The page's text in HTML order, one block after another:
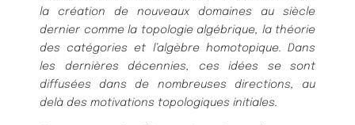
la création de nouveaux domaines au siècle
dernier comme la topologie algébrique, la théorie
des catégories et l’algèbre homotopique. Dans
les dernières décennies, ces idées se sont
diffusées dans de nombreuses directions, au
delà des motivations topologiques initiales.